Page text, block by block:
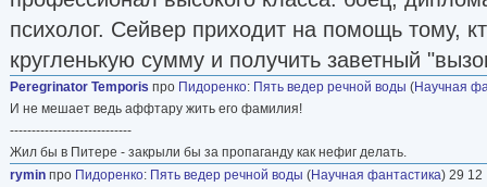
Верна, Александра Беляева. Попадались
советских авторов. Поэтому, когда каким-
руки попадала по-настоящему хорошая
под одеяло, да с фонариком, чтобы
Свой первый фантастический рассказ «Все
Пидренко написал, работая техническим
психолог. Сейвер приходит на помощь тому,
кругленькую сумму и получить заветный
Peregrinator Temporis про Пидоренко: Пять ведер речной воды (Научная
И не мешает ведь аффтару жить его фамилия!
----------------------------
Жил бы в Питере - закрыли бы за пропаганду как нефиг делать.
rymin про Пидоренко: Пять ведер речной воды (Научная фантастика) 29 12